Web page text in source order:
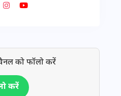
को फॉलो करें
करें